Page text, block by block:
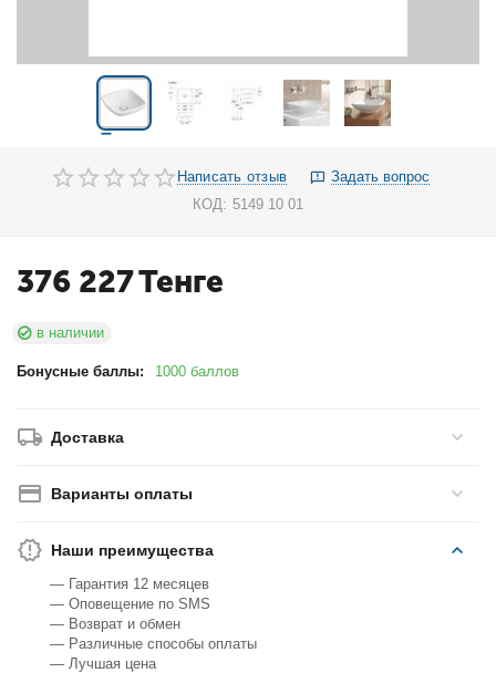
Написать отзыв
Задать вопрос
КОД: 5149 10 01
376 227Тенге
в наличии
Бонусные баллы: 1000 баллов
Доставка
Варианты оплаты
Наши преимущества
— Гарантия 12 месяцев
— Оповещение по SMS
— Возврат и обмен
— Различные способы оплаты
— Лучшая цена